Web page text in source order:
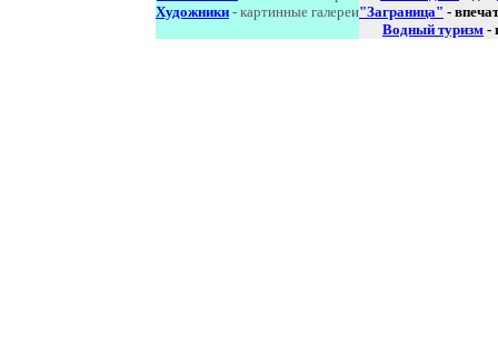
Художники - картинные галереи"Заграница" -
Водный туризм -